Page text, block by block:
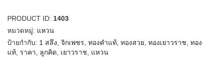
ป้ายกำกับ:
1 สลึง ทองคำแท้
แท้,ราคา, ลูกคิด, เยาวราช ,แหวน